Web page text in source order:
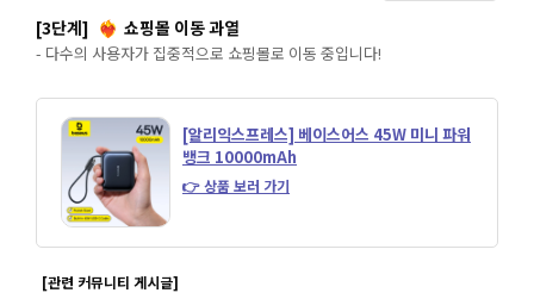
[3단계] ❤️‍🔥 쇼핑몰 이동 과열
- 다수의 사용자가 집중적으로 쇼핑몰로 이동 중입니다!
[알리익스프레스] 베이스어스 45W 미니 파워
뱅크 10000mAh
👉 상품 보러 가기
[관련 커뮤니티 게시글]